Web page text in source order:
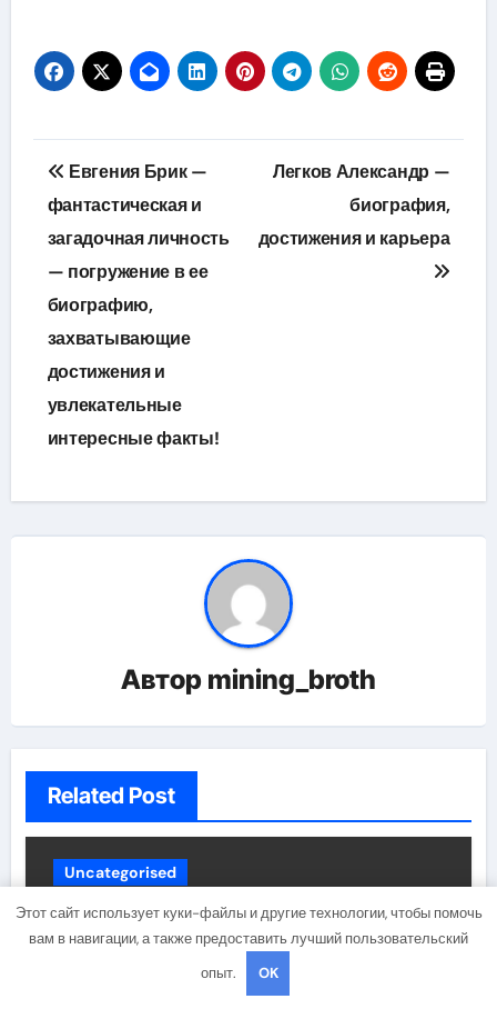
Навигация
по
записям
Евгения Брик —
фантастическая и
загадочная личность
— погружение в ее
биографию,
захватывающие
достижения и
увлекательные
интересные факты!
Легков Александр —
биография,
достижения и карьера
Автор mining_broth
Related Post
Uncategorised
Этот сайт использует куки-файлы и другие технологии, чтобы помочь
вам в навигации, а также предоставить лучший пользовательский
опыт.
OK